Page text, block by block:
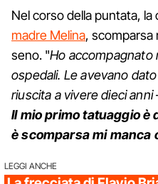
Nel corso della puntata,
madre Melina, scomparsa
seno. "Ho accompagnato
ospedali. Le avevano
riuscita a vivere diecianni
Il mio primo tatuaggio è
è scomparsa mi manca
LEGGI ANCHE